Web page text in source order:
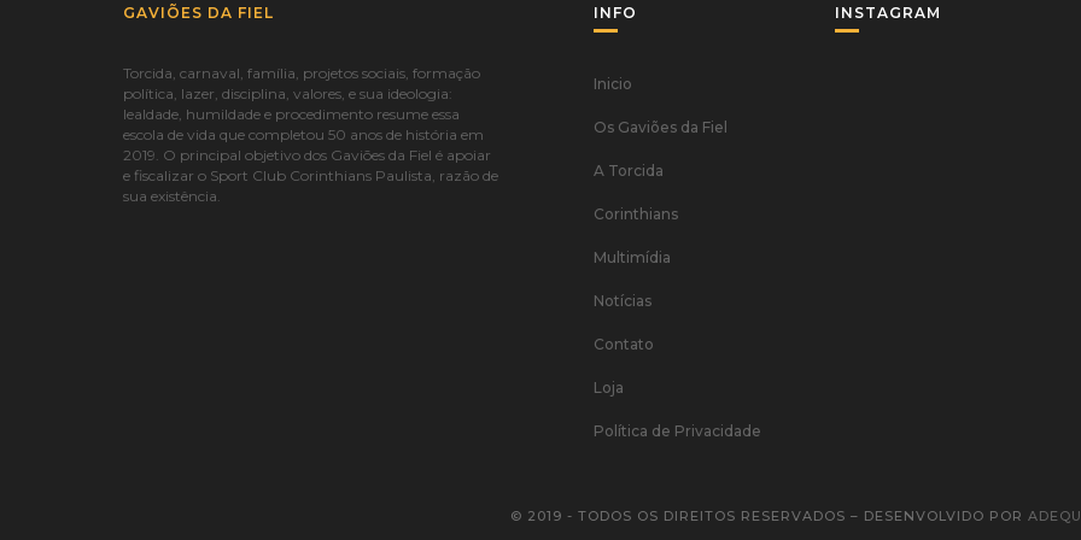
GAVIÕES DA FIEL
Torcida, carnaval, família, projetos sociais, formação
política, lazer, disciplina, valores, e sua ideologia:
lealdade, humildade e procedimento resume essa
escola de vida que completou 50 anos de história em
2019. O principal objetivo dos Gaviões da Fiel é apoiar
e fiscalizar o Sport Club Corinthians Paulista, razão de
sua existência.
INFO
Inicio
Os Gaviões da Fiel
A Torcida
Corinthians
Multimídia
Notícias
Contato
Loja
Política de Privacidade
INSTAGRAM
© 2019 - TODOS OS DIREITOS RESERVADOS – DESENVOLVIDO POR